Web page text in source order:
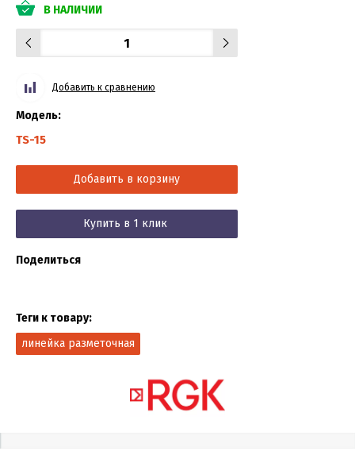
В НАЛИЧИИ
Добавить к сравнению
Модель:
TS-15
Добавить в корзину
Купить в 1 клик
Поделиться
Теги к товару:
линейка разметочная